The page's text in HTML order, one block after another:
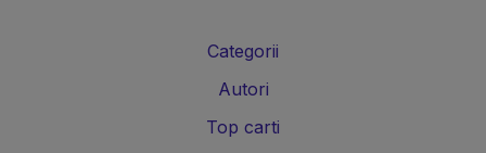
Categorii
Autori
Top carti